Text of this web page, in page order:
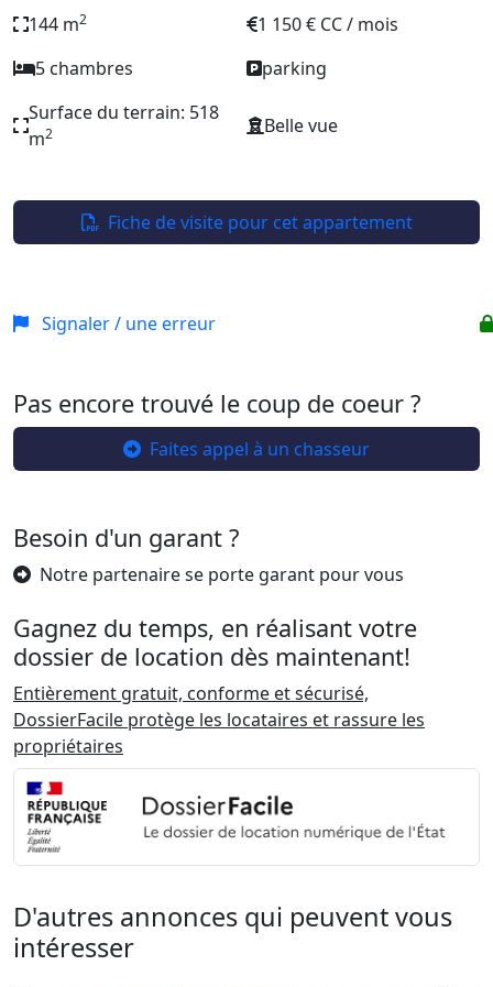
144 m2
1 150 € CC / mois
5 chambres
parking
Surface du terrain: 518
m2 Belle vue
Fiche de visite pour cet appartement
Signaler / une erreur
Pas encore trouvé le coup de coeur ?
Faites appel à un chasseur
Besoin d'un garant ?
Notre partenaire se porte garant pour vous
Gagnez du temps, en réalisant votre
dossier de location dès maintenant!
Entièrement gratuit, conforme et sécurisé,
DossierFacile protège les locataires et rassure les
propriétaires
D'autres annonces qui peuvent vous
intéresser